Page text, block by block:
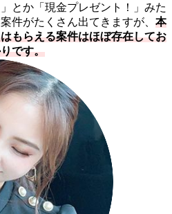
とか「現金プレゼント！」みた
件がたくさん出てきますが、 本
もらえる案件はほぼ存在してお
です。